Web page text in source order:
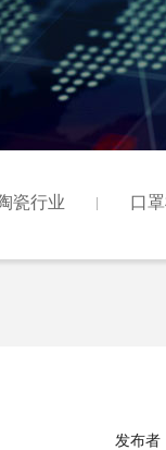
瓷行业 口
发布者